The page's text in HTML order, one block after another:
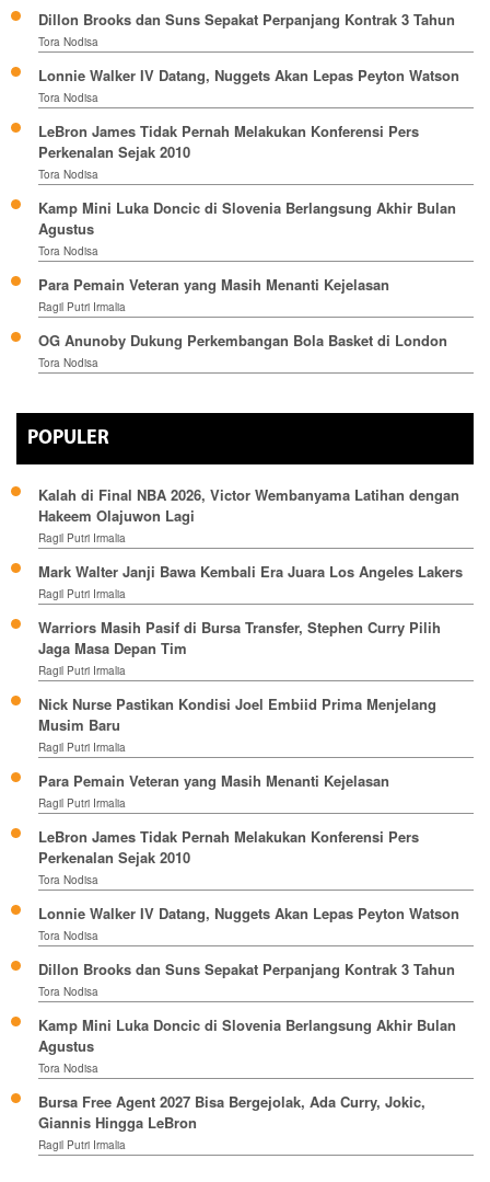
Dillon Brooks dan Suns Sepakat Perpanjang Kontrak 3 Tahun
Tora Nodisa
Lonnie Walker IV Datang, Nuggets Akan Lepas Peyton Watson
Tora Nodisa
LeBron James Tidak Pernah Melakukan Konferensi Pers
Perkenalan Sejak 2010
Tora Nodisa
Kamp Mini Luka Doncic di Slovenia Berlangsung Akhir Bulan
Agustus
Tora Nodisa
Para Pemain Veteran yang Masih Menanti Kejelasan
Ragil Putri Irmalia
OG Anunoby Dukung Perkembangan Bola Basket di London
Tora Nodisa
POPULER
Kalah di Final NBA 2026, Victor Wembanyama Latihan dengan
Hakeem Olajuwon Lagi
Ragil Putri Irmalia
Mark Walter Janji Bawa Kembali Era Juara Los Angeles Lakers
Ragil Putri Irmalia
Warriors Masih Pasif di Bursa Transfer, Stephen Curry Pilih
Jaga Masa Depan Tim
Ragil Putri Irmalia
Nick Nurse Pastikan Kondisi Joel Embiid Prima Menjelang
Musim Baru
Ragil Putri Irmalia
Para Pemain Veteran yang Masih Menanti Kejelasan
Ragil Putri Irmalia
LeBron James Tidak Pernah Melakukan Konferensi Pers
Perkenalan Sejak 2010
Tora Nodisa
Lonnie Walker IV Datang, Nuggets Akan Lepas Peyton Watson
Tora Nodisa
Dillon Brooks dan Suns Sepakat Perpanjang Kontrak 3 Tahun
Tora Nodisa
Kamp Mini Luka Doncic di Slovenia Berlangsung Akhir Bulan
Agustus
Tora Nodisa
Bursa Free Agent 2027 Bisa Bergejolak, Ada Curry, Jokic,
Giannis Hingga LeBron
Ragil Putri Irmalia